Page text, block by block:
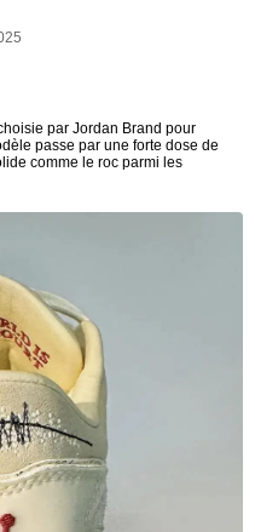
par Jordan Brand pour
passe par une forte dose de
comme le roc parmi les